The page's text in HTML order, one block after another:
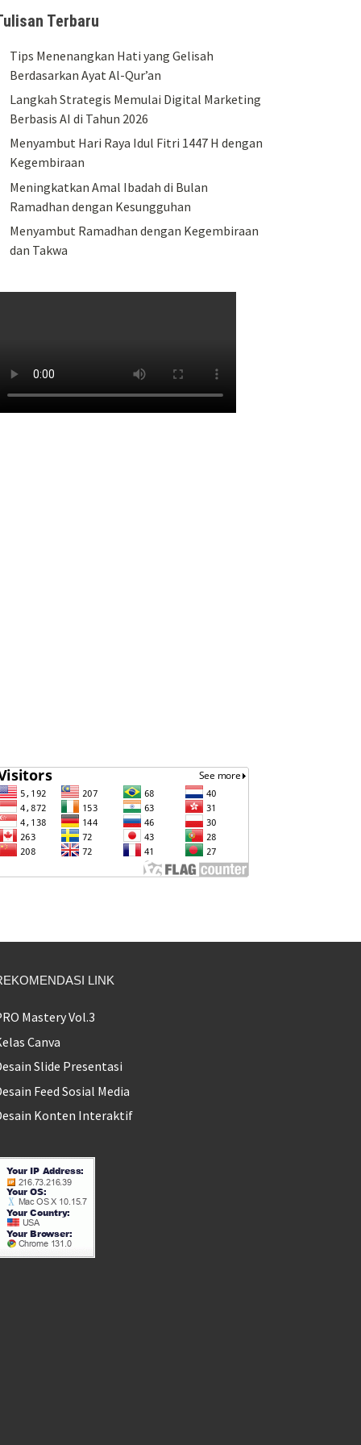
Terbaru
Tips Menenangkan Hati yang Gelisah
Berdasarkan Ayat Al-Qur’an
Langkah Strategis Memulai Digital Marketing
Berbasis AI di Tahun 2026
Menyambut Hari Raya Idul Fitri 1447 H dengan
Kegembiraan
Meningkatkan Amal Ibadah di Bulan
Ramadhan dengan Kesungguhan
Menyambut Ramadhan dengan Kegembiraan
dan Takwa
LINK
Mastery Vol.3
Canva
Slide Presentasi
Feed Sosial Media
Konten Interaktif